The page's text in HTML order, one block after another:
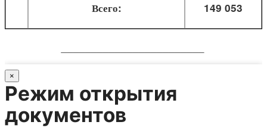
Всего: 149 053
×
Режим открытия
документов